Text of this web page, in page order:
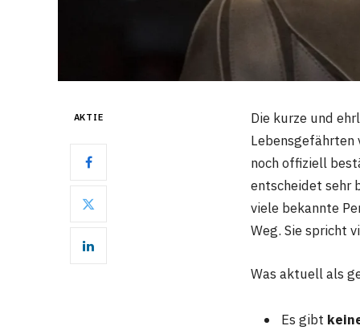
AKTIE
Die kurze und
Lebensgefährten
noch offiziell
entscheidet sehr
viele bekannte
Weg. Sie spricht
Was aktuell als
Es gibt